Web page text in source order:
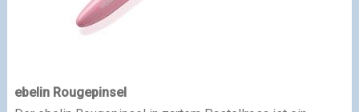
ebelin Rougepinsel